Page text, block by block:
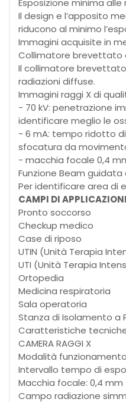
Esposizione minima alle
Il design e l’apposito
riducono al minimo
Immagini acquisite in
Collimatore brevettato
Il collimatore
radiazioni diffuse.
Immagini raggi X di
- 70 kV: penetrazione
identificare meglio le
- 6 mA: tempo ridotto
sfocatura da
- macchia focale 0,4
Funzione Beam guidata
Per identificare area di
CAMPI DI
Pronto soccorso
Checkup medico
Case di riposo
UTIN (Unità Terapia
UTI (Unità Terapia
Ortopedia
Medicina respiratoria
Sala operatoria
Stanza di Isolamento a
Caratteristiche
CAMERA RAGGI X
Modalità
Intervallo tempo di
Macchia focale: 0,4 mm
Campo radiazione